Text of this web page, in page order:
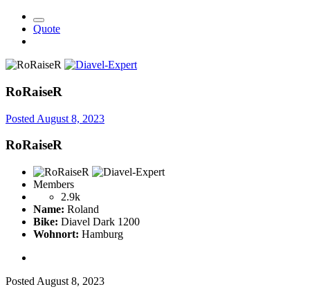
Quote
RoRaiseR
Posted August 8, 2023
RoRaiseR
Members
2.9k
Name: Roland
Bike: Diavel Dark 1200
Wohnort: Hamburg
Posted August 8, 2023